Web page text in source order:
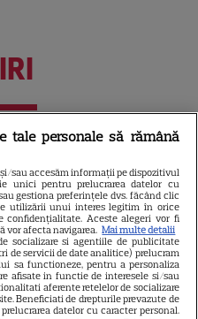
declarație neașteptată
de Asia Express: „Cred
chestie la care m-
STRĂINE
tale personale să rămână
sau accesăm informații pe dispozitivul
unici pentru prelucrarea datelor cu
gestiona preferințele dvs. făcând clic
utilizării unui interes legitim în orice
confidențialitate. Aceste alegeri vor fi
vor afecta navigarea. Mai multe detalii
socializare si agentiile de publicitate
de servicii de date analitice) prelucram
sa functioneze, pentru a personaliza
afisate in functie de interesele si/sau
aferente retelelor de socializare
Beneficiati de drepturile prevazute de
datelor cu caracter personal.